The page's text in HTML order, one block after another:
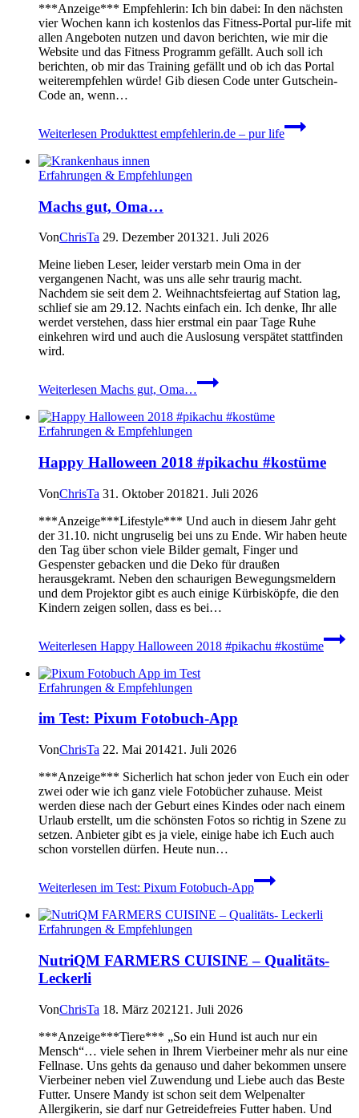
***Anzeige*** Empfehlerin: Ich bin dabei: In den nächsten
vier Wochen kann ich kostenlos das Fitness-Portal pur-life mit
allen Angeboten nutzen und davon berichten, wie mir die
Website und das Fitness Programm gefällt. Auch soll ich
berichten, ob mir das Training gefällt und ob ich das Portal
weiterempfehlen würde! Gib diesen Code unter Gutschein-
Code an, wenn…
Weiterlesen Produkttest empfehlerin.de – pur life
Erfahrungen & Empfehlungen
Machs gut, Oma…
VonChrisTa 29. Dezember 201321. Juli 2026
Meine lieben Leser, leider verstarb mein Oma in der
vergangenen Nacht, was uns alle sehr traurig macht.
Nachdem sie seit dem 2. Weihnachtsfeiertag auf Station lag,
schlief sie am 29.12. Nachts einfach ein. Ich denke, Ihr alle
werdet verstehen, dass hier erstmal ein paar Tage Ruhe
einkehren wird und auch die Auslosung verspätet stattfinden
wird.
Weiterlesen Machs gut, Oma…
Erfahrungen & Empfehlungen
Happy Halloween 2018 #pikachu #kostüme
VonChrisTa 31. Oktober 201821. Juli 2026
***Anzeige***Lifestyle*** Und auch in diesem Jahr geht
der 31.10. nicht ungruselig bei uns zu Ende. Wir haben heute
den Tag über schon viele Bilder gemalt, Finger und
Gespenster gebacken und die Deko für draußen
herausgekramt. Neben den schaurigen Bewegungsmeldern
und dem Projektor gibt es auch einige Kürbisköpfe, die den
Kindern zeigen sollen, dass es bei…
Weiterlesen Happy Halloween 2018 #pikachu #kostüme
Erfahrungen & Empfehlungen
im Test: Pixum Fotobuch-App
VonChrisTa 22. Mai 201421. Juli 2026
***Anzeige*** Sicherlich hat schon jeder von Euch ein oder
zwei oder wie ich ganz viele Fotobücher zuhause. Meist
werden diese nach der Geburt eines Kindes oder nach einem
Urlaub erstellt, um die schönsten Fotos so richtig in Szene zu
setzen. Anbieter gibt es ja viele, einige habe ich Euch auch
schon vorstellen dürfen. Heute nun…
Weiterlesen im Test: Pixum Fotobuch-App
Erfahrungen & Empfehlungen
NutriQM FARMERS CUISINE – Qualitäts-
Leckerli
VonChrisTa 18. März 2021 21. Juli 2026
***Anzeige***Tiere*** „So ein Hund ist auch nur ein
Mensch“… viele sehen in Ihrem Vierbeiner mehr als nur eine
Fellnase. Uns gehts da genauso und daher bekommen unsere
Vierbeiner neben viel Zuwendung und Liebe auch das Beste
Futter. Unsere Mandy ist schon seit dem Welpenalter
Allergikerin, sie darf nur Getreidefreies Futter haben. Und